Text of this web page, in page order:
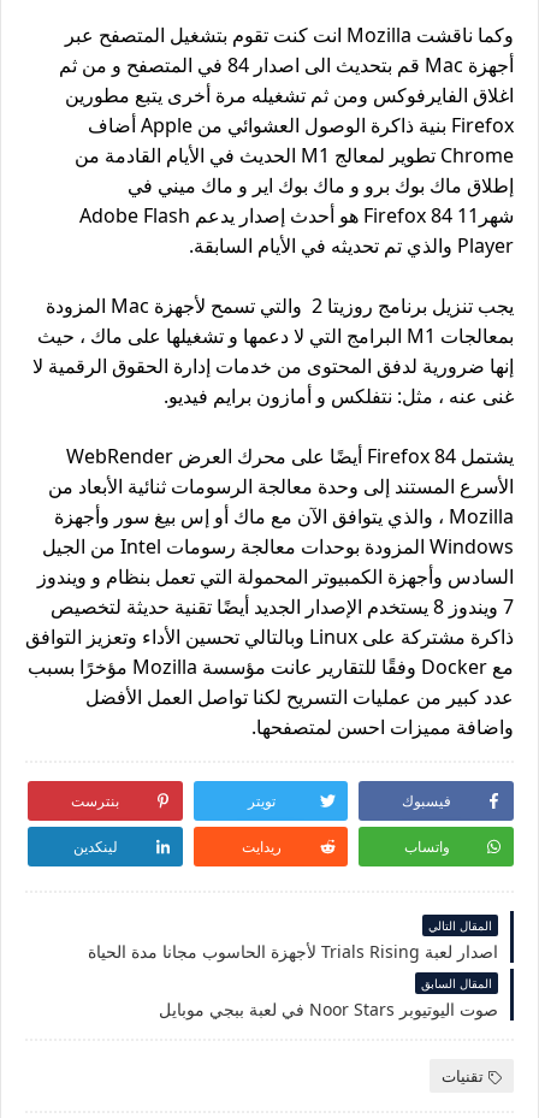
وكما ناقشت Mozilla انت كنت تقوم بتشغيل المتصفح عبر
أجهزة Mac قم بتحديث الى اصدار 84 في المتصفح و من ثم
اغلاق الفايرفوكس ومن ثم تشغيله مرة أخرى يتبع مطورين
Firefox بنية ذاكرة الوصول العشوائي من Apple أضاف
Chrome تطوير لمعالج M1 الحديث في الأيام القادمة من
إطلاق ماك بوك برو و ماك بوك اير و ماك ميني في
شهر11 Firefox 84 هو أحدث إصدار يدعم Adobe Flash
Player والذي تم تحديثه في الأيام السابقة.
يجب تنزيل برنامج روزيتا 2 والتي تسمح لأجهزة Mac المزودة
بمعالجات M1 البرامج التي لا دعمها و تشغيلها على ماك ، حيث
إنها ضرورية لدفق المحتوى من خدمات إدارة الحقوق الرقمية لا
غنى عنه ، مثل: نتفلكس و أمازون برايم فيديو.
يشتمل Firefox 84 أيضًا على محرك العرض WebRender
الأسرع المستند إلى وحدة معالجة الرسومات ثنائية الأبعاد من
Mozilla ، والذي يتوافق الآن مع ماك أو إس بيغ سور وأجهزة
Windows المزودة بوحدات معالجة رسومات Intel من الجيل
السادس وأجهزة الكمبيوتر المحمولة التي تعمل بنظام و ويندوز
7 ويندوز 8 يستخدم الإصدار الجديد أيضًا تقنية حديثة لتخصيص
ذاكرة مشتركة على Linux وبالتالي تحسين الأداء وتعزيز التوافق
مع Docker وفقًا للتقارير عانت مؤسسة Mozilla مؤخرًا بسبب
عدد كبير من عمليات التسريح لكنا تواصل العمل الأفضل
واضافة مميزات احسن لمتصفحها.
فيسبوك تويتر بنترست
واتساب ريدايت لينكدين
المقال التالي
اصدار لعبة Trials Rising لأجهزة الحاسوب مجانا مدة الحياة
المقال السابق
صوت اليوتيوبر Noor Stars في لعبة ببجي موبايل
تقنيات